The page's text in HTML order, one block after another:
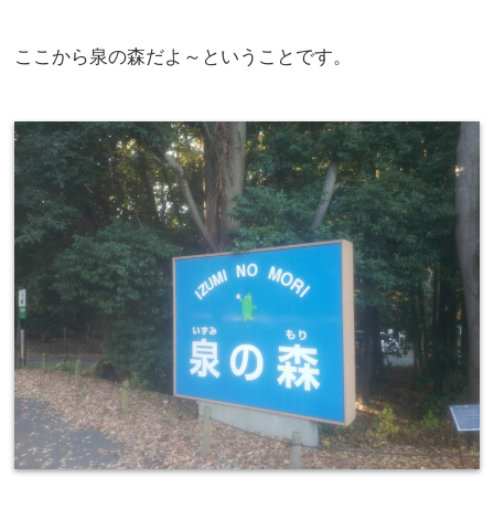
ここから泉の森だよ～ということです。